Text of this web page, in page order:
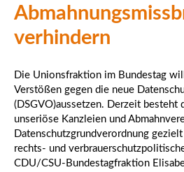
Downloads
Datenschutz
verhindern
Die Unionsfraktion im Bundestag
Verstößen gegen die neue
(DSGVO)aussetzen. Derzeit besteht
unseriöse Kanzleien und
Datenschutzgrundverordnung
rechts- und
CDU/CSU-Bundestagfraktion